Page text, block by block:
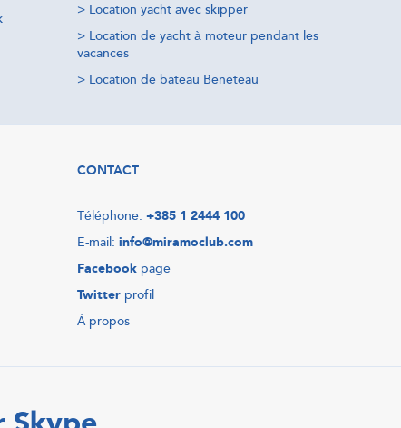
> Location yacht avec skipper
> Location de yacht à moteur pendant les
vacances
> Location de bateau Beneteau
CONTACT
Téléphone: +385 1 2444 100
E-mail: info@miramoclub.com
Facebook page
Twitter profil
À propos